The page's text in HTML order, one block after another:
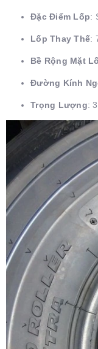
Đặc Điểm Lốp:
Lốp Thay Thế:
Bề Rộng Mặt
Đường Kính
Trọng Lượng: